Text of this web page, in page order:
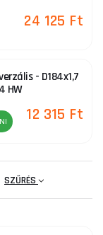
24 125 Ft
- D184x1,7
HW
12 315 Ft
SZŰRÉS